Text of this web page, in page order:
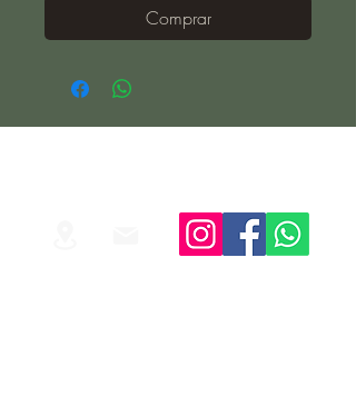
Comprar